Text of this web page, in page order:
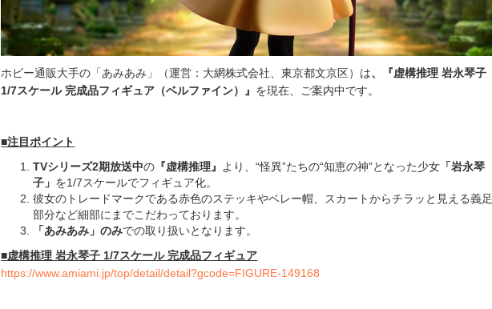
ホビー通販大手の「あみあみ」（運営：大網株式会社、東京都文京区）は、 『虚構推理 岩永琴子
1/7スケール 完成品フィギュア （ベルファイン） 』 を現在、ご案内中です。
■注目ポイント
TVシリーズ2期放送中の 『虚構推理』 より、“怪異”たちの“知恵の神”となった少女 「岩永琴
子」 を1/7スケールでフィギュア化。
彼女のトレードマークである赤色のステッキやベレー帽、スカートからチラッと見える義足
部分など細部にまでこだわっております。
「あみあみ」のみでの取り扱いとなります。
■虚構推理 岩永琴子 1/7スケール 完成品フィギュア
https://www.amiami.jp/top/detail/detail?gcode=FIGURE-149168